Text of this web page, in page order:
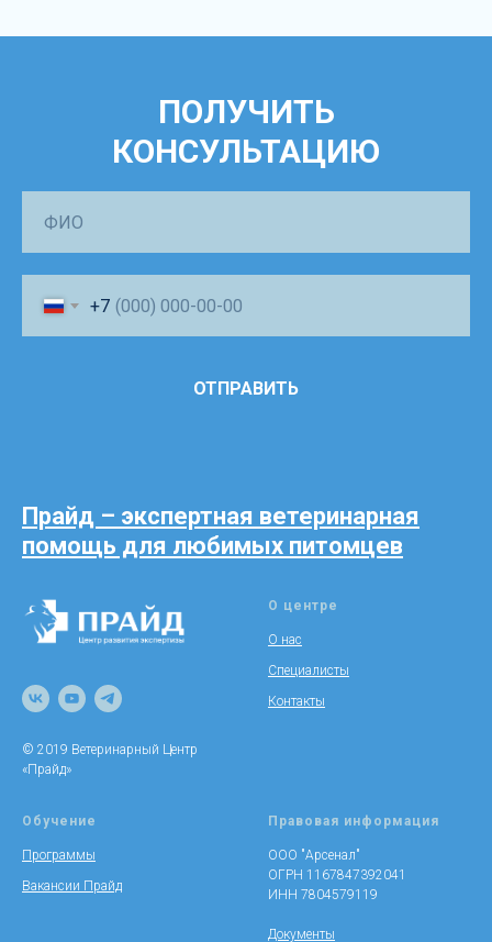
ПОЛУЧИТЬ
КОНСУЛЬТАЦИЮ
+7
ОТПРАВИТЬ
Прайд – экспертная ветеринарная
помощь для любимых питомцев
© 2019 Ветеринарный Центр
«Прайд»
О центре
О нас
Специалисты
Контакты
Обучение
Программы
Вакансии Прайд
Правовая информация
ООО "Арсенал"
ОГРН 1167847392041
ИНН 7804579119
Документы